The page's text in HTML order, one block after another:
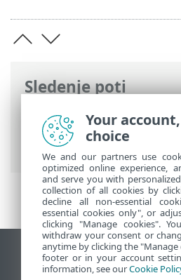
Sledenje poti
Spletna pomoč družbe
Internet Security
Uporabniški vmesnik
Prikaz mesta na namizju
End of Life
Your
choice
We and our partners use
optimized online experience,
and serve you with
collection of all cookies by
decline all non-essential
essential cookies only", or
clicking "Manage cookies".
withdraw your consent or
anytime by clicking the
footer or in your account
information, see ourCookie